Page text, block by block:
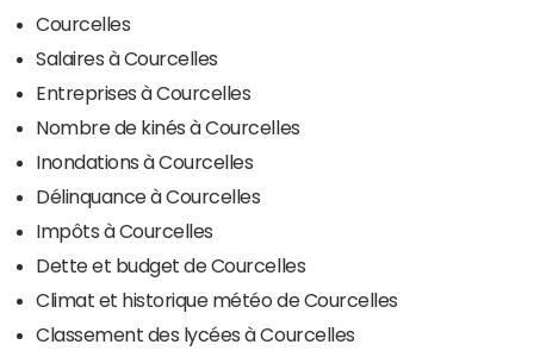
Courcelles
Salaires à Courcelles
Entreprises à Courcelles
Nombre de kinés à Courcelles
Inondations à Courcelles
Délinquance à Courcelles
Impôts à Courcelles
Dette et budget de Courcelles
Climat et historique météo de Courcelles
Classement des lycées à Courcelles